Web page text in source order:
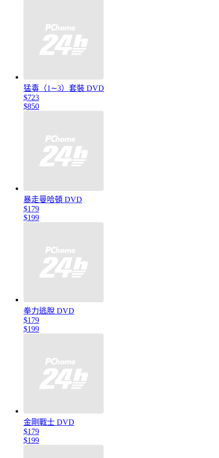
猛毒（1∼3）套裝 DVD
$723
$850
暴走曼哈頓 DVD
$179
$199
拳力逃脫 DVD
$179
$199
金剛戰士 DVD
$179
$199